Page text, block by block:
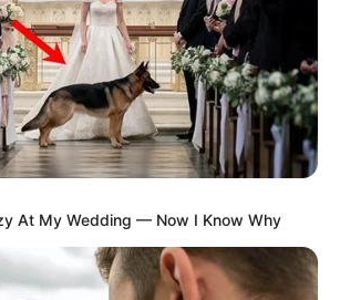
de la presse pour le Quinté du
y a qui sait peut-être le meilleur
jour, ci-après retrouvez la sélection des
At My Wedding — Now I Know Why